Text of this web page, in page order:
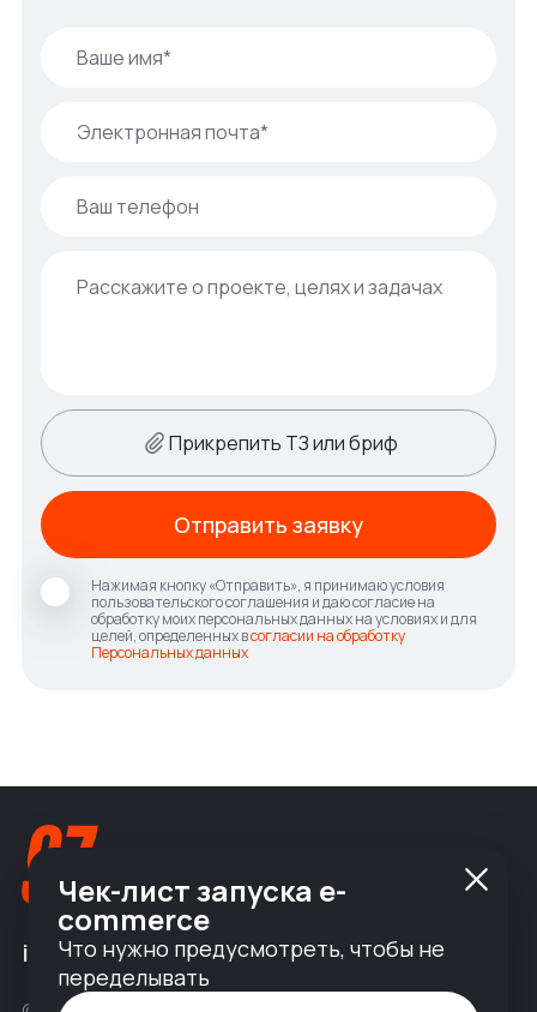
Прикрепить ТЗ или бриф
Нажимая кнопку «Отправить», я принимаю условия
пользовательского соглашения и даю согласие на
обработку моих персональных данных на условиях и для
целей, определенных всогласии на обработку
Персональных данных
Отправить заявку
info@nineseven.ru
Чек-лист запуска e-
commerce
Что нужно предусмотреть, чтобы не
переделывать